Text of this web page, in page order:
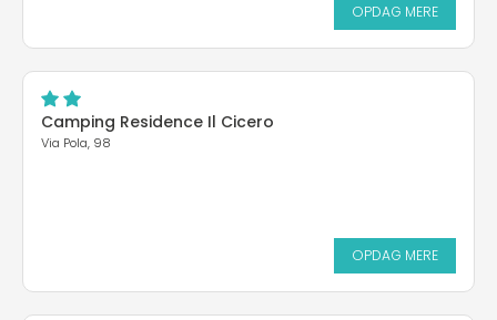
OPDAG MERE
Camping Residence Il Cicero
Via Pola, 98
OPDAG MERE